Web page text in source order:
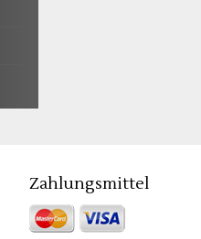
Zahlungsmittel